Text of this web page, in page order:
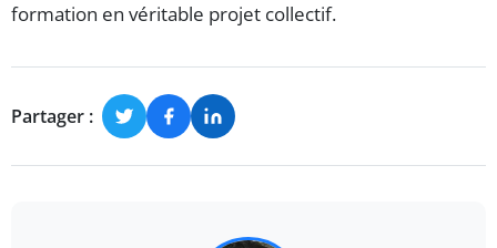
formation en véritable projet collectif.
Partager :